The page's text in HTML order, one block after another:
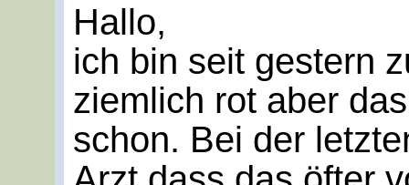
Hallo,
ich bin seit gestern
ziemlich rot aber
schon. Bei der